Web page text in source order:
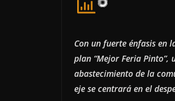
Con un fuerte énfasis en
plan “Mejor Feria Pinto”,
abastecimiento de la
eje se centrará en el